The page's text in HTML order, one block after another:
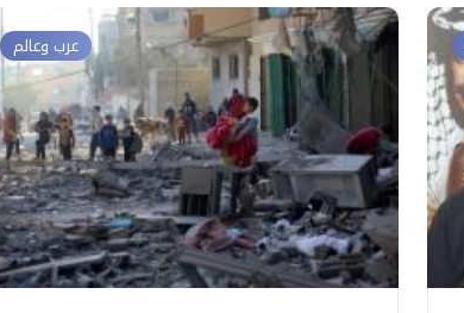
عرب وعالم